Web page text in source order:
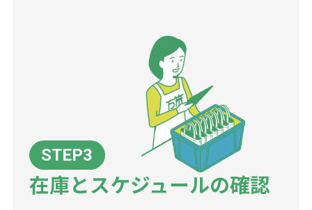
在庫とスケジュールの確認